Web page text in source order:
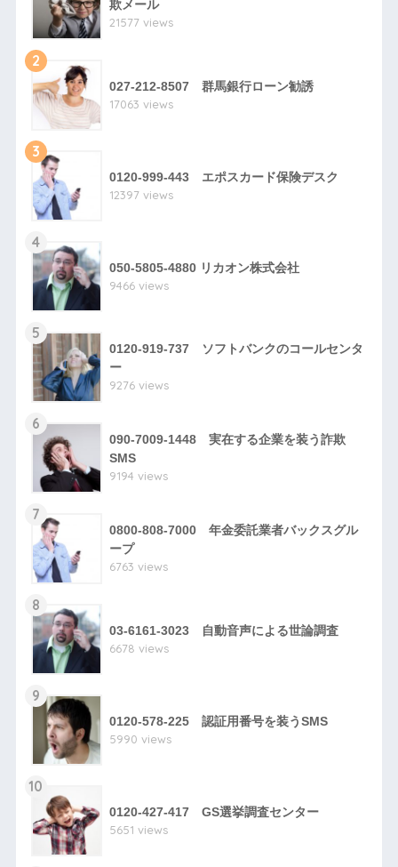
欺メール
21577 views
2
027-212-8507 群馬銀行ローン勧誘
17063 views
3
0120-999-443 エポスカード保険デスク
12397 views
4
050-5805-4880 リカオン株式会社
9466 views
5
0120-919-737 ソフトバンクのコールセンタ
ー
9276 views
6
090-7009-1448 実在する企業を装う詐欺
SMS
9194 views
7
0800-808-7000 年金委託業者バックスグル
ープ
6763 views
8
03-6161-3023 自動音声による世論調査
6678 views
9
0120-578-225 認証用番号を装うSMS
5990 views
10
0120-427-417 GS選挙調査センター
5651 views